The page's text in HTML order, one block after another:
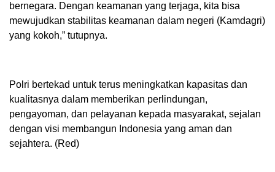
bernegara. Dengan keamanan yang terjaga, kita bisa
mewujudkan stabilitas keamanan dalam negeri (Kamdagri)
yang kokoh,” tutupnya.
Polri bertekad untuk terus meningkatkan kapasitas dan
kualitasnya dalam memberikan perlindungan,
pengayoman, dan pelayanan kepada masyarakat, sejalan
dengan visi membangun Indonesia yang aman dan
sejahtera. (Red)